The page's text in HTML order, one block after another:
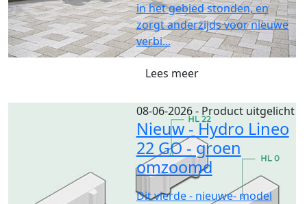
in het gebied stonden, en
zorgt anderzijds voor nieuwe
verbi...
Lees meer
08-06-2026- Product uitgelicht
Nieuw - Hydro Lineo
22 GO - groen
omzoomd
Dit vierde - nieuwe- model